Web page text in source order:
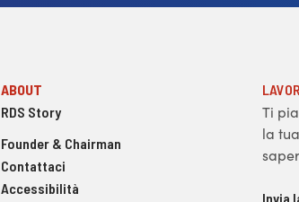
ABOUT
RDS Story
Founder & Chairman
Contattaci
Accessibilità
Ti
la
Invia